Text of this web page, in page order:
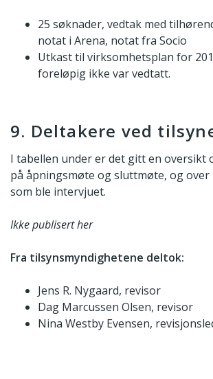
25 søknader, vedtak med
notat i Arena, notat fra Socio
Utkast til virksomhetsplan for
foreløpig ikke var vedtatt.
9. Deltakere ved
I tabellen under er det gitt en oversikt
på åpningsmøte og sluttmøte, og
som ble intervjuet.
Ikke publisert her
Fra tilsynsmyndighetene deltok:
Jens R. Nygaard, revisor
Dag Marcussen Olsen, revisor
Nina Westby Evensen,